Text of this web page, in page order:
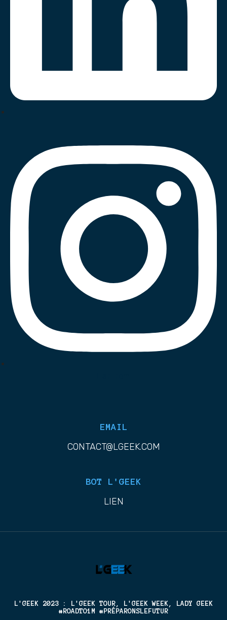
EMAIL
CONTACT@LGEEK.COM
BOT L'GEEK
LIEN
L'GEEK 2023 : L'GEEK TOUR, L'GEEK WEEK, LADY GEEK
#ROADTO1M #PRÉPARONSLEFUTUR